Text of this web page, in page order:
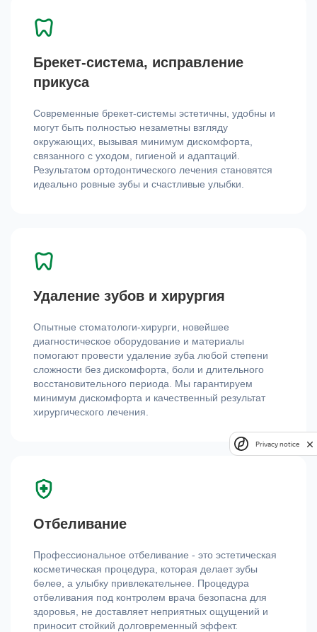
Брекет-система, исправление
прикуса
Современные брекет-системы эстетичны, удобны и
могут быть полностью незаметны взгляду
окружающих, вызывая минимум дискомфорта,
связанного с уходом, гигиеной и адаптаций.
Результатом ортодонтического лечения становятся
идеально ровные зубы и счастливые улыбки.
Удаление зубов и хирургия
Опытные стоматологи-хирурги, новейшее
диагностическое оборудование и материалы
помогают провести удаление зуба любой степени
сложности без дискомфорта, боли и длительного
восстановительного периода. Мы гарантируем
минимум дискомфорта и качественный результат
хирургического лечения.
Отбеливание
Профессиональное отбеливание - это эстетическая
косметическая процедура, которая делает зубы
белее, а улыбку привлекательнее. Процедура
отбеливания под контролем врача безопасна для
здоровья, не доставляет неприятных ощущений и
приносит стойкий долговременный эффект.
Privacy notice